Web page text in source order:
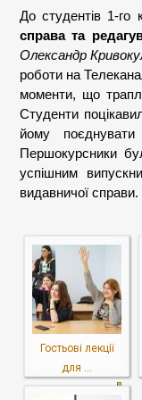
До студентів 1-го
справа та
Олександр
роботи на
моменти, що
Студенти
йому
Першокурсники
успішним
видавничої справи.
Гостьові лекції
для ...